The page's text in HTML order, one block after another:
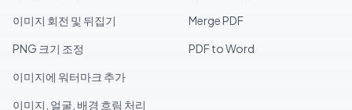
이미지 회전 및 뒤집기
PNG 크기 조정
이미지에 워터마크 추가
이미지, 얼굴, 배경 흐림 처리
Merge PDF
PDF to Word